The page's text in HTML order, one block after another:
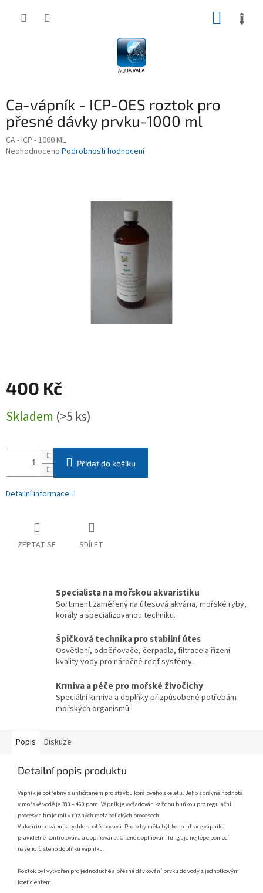
Ca-vápník - ICP-OES roztok pro
přesné dávky prvku-1000 ml
CA - ICP - 1000 ML
Průměrné
Neohodnoceno Podrobnosti hodnocení
400 Kč
cena:
Skladem (>5 ks)
Přidat do košíku
Detailní informace
ZEPTAT SE SDÍLET
Specialista na mořskou akvaristiku
Sortiment zaměřený na útesová akvária, mořské ryby,
korály a specializovanou techniku.
Špičková technika pro stabilní útes
Osvětlení, odpěňovače, čerpadla, filtrace a řízení
kvality vody pro náročné reef systémy.
Krmiva a péče pro mořské živočichy
Speciální krmiva a doplňky přizpůsobené potřebám
mořských organismů.
Popis Diskuze
Detailní popis produktu
Vápník je potřebný s uhličitanem pro stavbu korálového skeletu. Jeho správná hodnota
v mořské vodě je 380 – 460 ppm. Vápník je vyžadován každou buňkou pro regulační
procesy a hraje roli v různých metabolických procesech.
V akváriu se vápník rychle spotřebovává. Proto by měla být koncentrace vápníku
pravidelně kontrolována a doplňována. Cílené doplňování funguje nejlépe pomocí
našeho čistého doplňku vápníku.
Roztok byl vytvořen pro jednoduché a přesné dávkování prvku do vody s jednotkovým
koeficientem.